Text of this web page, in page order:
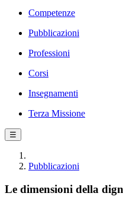
Competenze
Pubblicazioni
Professioni
Corsi
Insegnamenti
Terza Missione
☰
Pubblicazioni
Le dimensioni della